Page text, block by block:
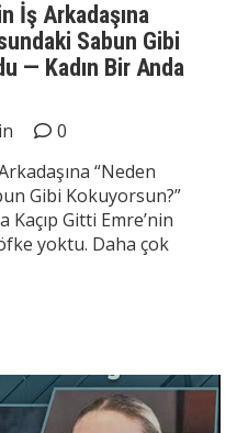
İş Arkadaşına
Sabun Gibi
— Kadın Bir Anda
0
“Neden
Gibi Kokuyorsun?”
Gitti Emre’nin
yoktu. Daha çok